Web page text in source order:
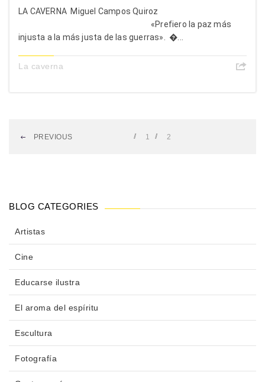
LA CAVERNA Miguel Campos Quiroz
«Prefiero la paz más
injusta a la más justa de las guerras». �...
La caverna
PREVIOUS 1 2
BLOG CATEGORIES
Artistas
Cine
Educarse ilustra
El aroma del espíritu
Escultura
Fotografía